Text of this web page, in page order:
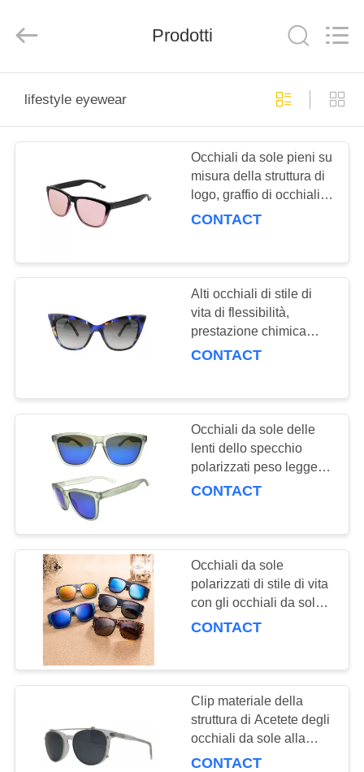
PRODOTTI
DELLA
FABBRICA
CONTATTACI
RICHIEDA
CITAZIONE
MAPPA
DEL
SITO
PRIVACY
POLICY
Enterprise
Management
Prodotti
lifestyle eyewear
Occhiali da sole pieni su
misura della struttura di
logo, graffio di occhiali di
stile di vita anti
CONTACT
Alti occhiali di stile di
vita di flessibilità,
prestazione chimica
stabile degli occhiali da
CONTACT
Occhiali da sole delle
lenti dello specchio
polarizzati peso leggero
popolare di Sunglass di
CONTACT
Occhiali da sole
polarizzati di stile di vita
con gli occhiali da sole
UV della struttura del
CONTACT
Clip materiale della
struttura di Acetete degli
occhiali da sole alla
moda di stile di vita su
CONTACT